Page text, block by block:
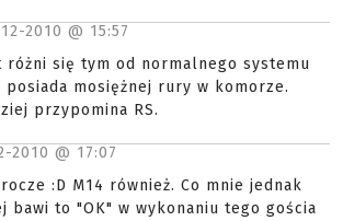
2010 @ 15:57
się tym od normalnego systemu
posiada mosiężnej rury w komorze.
przypomina RS.
2010 @ 17:07
:D M14 również. Co mnie jednak
bawi to "OK" w wykonaniu tego gościa